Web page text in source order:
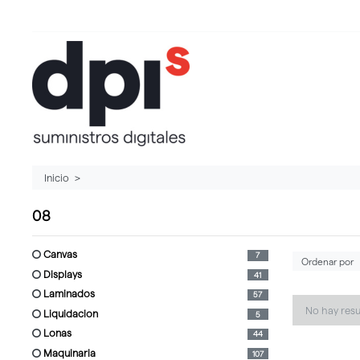
Inicio
08
canvas 7
displays 41
laminados 57
liquidacion 5
lonas 44
maquinaria 107
No hay